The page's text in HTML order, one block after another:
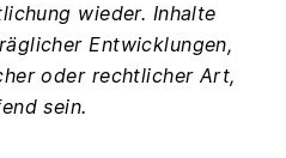
wieder. Inhalte
Entwicklungen,
oder rechtlicher Art,
sein.